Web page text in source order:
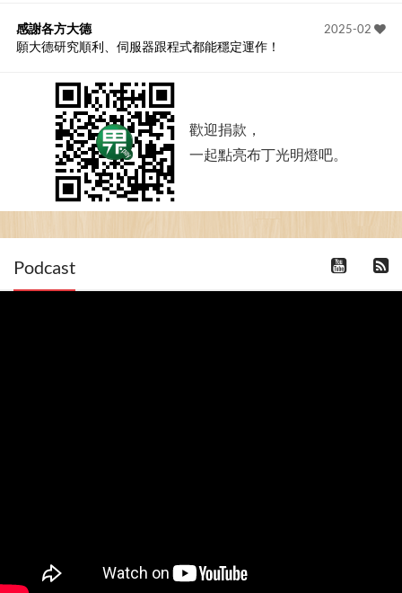
2025-02
感謝各方大德
願大德研究順利、伺服器跟程式都能穩定運作！
歡迎捐款，
一起點亮布丁光明燈吧。
Podcast